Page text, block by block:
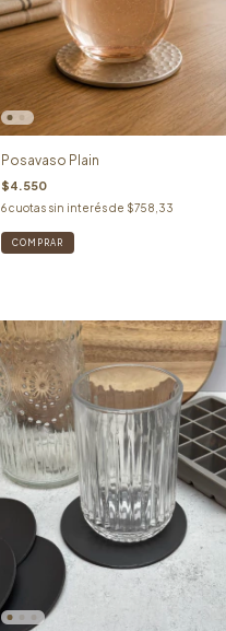
Posavaso Plain
$4.550
6 cuotas sin interés de $758,33